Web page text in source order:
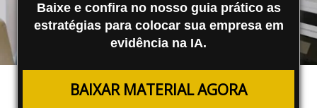
Baixe e confira no nosso guia prático as
estratégias para colocar sua empresa em
evidência na IA.
BAIXAR MATERIAL AGORA
As Preferências de Conteúdo dos